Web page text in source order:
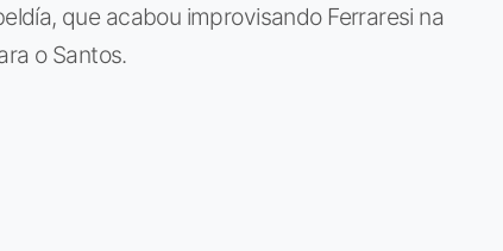
que acabou improvisando Ferraresi na
o Santos.